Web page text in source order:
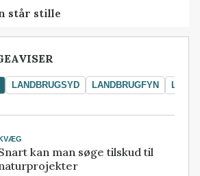
står stille
LANDBRUGSYD LANDBRUGFYN
KVÆG
kan man søge tilskud til